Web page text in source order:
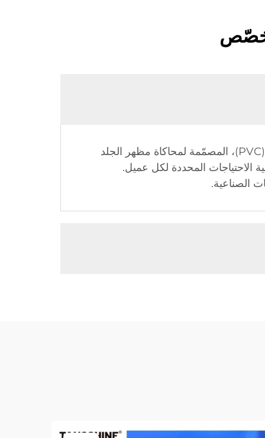
يتكون الجلد الصناعي المخصّص أساسًا من مواد اصطناعية مثل البولي يوريثان (PU) والبولي فينيل كلوريد (PVC)، المصمّمة لمحاكاة مظهر الجلد
الاحتياجات المحددة لكل عميل.
الصناعية.